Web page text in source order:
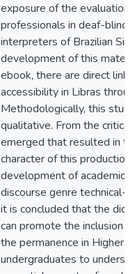
exposure of the evaluation
professionals in deaf-
interpreters of Brazilian
development of this
ebook, there are direct
accessibility in Libras
Methodologically, this
qualitative. From the
emerged that resulted in
character of this
development of academic
discourse genre technical-
it is concluded that the
can promote the inclusion
the permanence in Higher
undergraduates to